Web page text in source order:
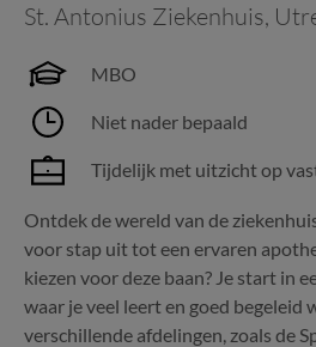
St. Antonius Ziekenhuis,
MBO
Niet nader bepaald
Tijdelijk met uitzicht op
Ontdek de wereld van de
voor stap uit tot een ervaren
kiezen voor deze baan? Je start in
waar je veel leert en goed begeleid
verschillende afdelingen, zoals de